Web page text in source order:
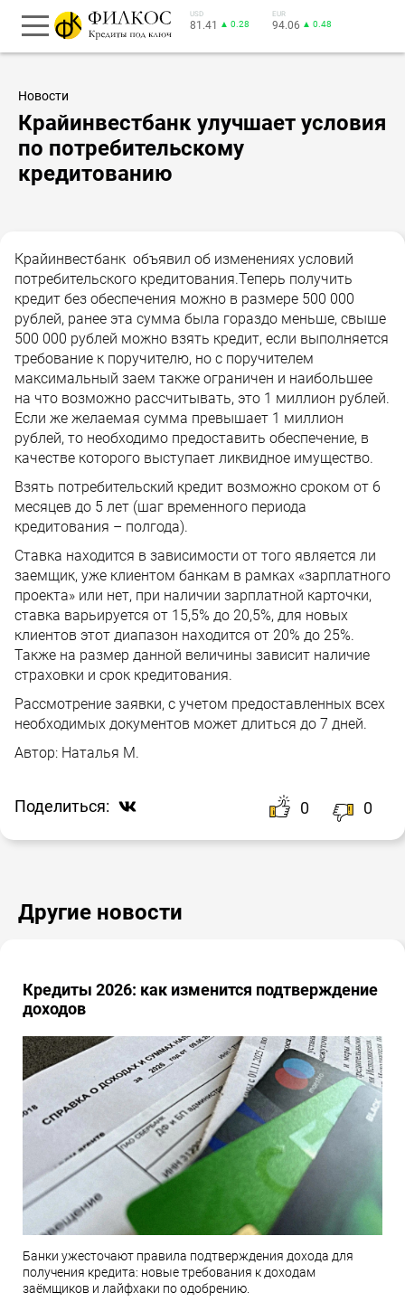
USD
81.41 ▲ 0.28
EUR
94.06 ▲ 0.48
Новости
Крайинвестбанк улучшает условия
по потребительскому
кредитованию
Крайинвестбанк объявил об изменениях условий
потребительского кредитования.Теперь получить
кредит без обеспечения можно в размере 500 000
рублей, ранее эта сумма была гораздо меньше, свыше
500 000 рублей можно взять кредит, если выполняется
требование к поручителю, но с поручителем
максимальный заем также ограничен и наибольшее
на что возможно рассчитывать, это 1 миллион рублей.
Если же желаемая сумма превышает 1 миллион
рублей, то необходимо предоставить обеспечение, в
качестве которого выступает ликвидное имущество.
Взять потребительский кредит возможно сроком от 6
месяцев до 5 лет (шаг временного периода
кредитования – полгода).
Ставка находится в зависимости от того является ли
заемщик, уже клиентом банкам в рамках «зарплатного
проекта» или нет, при наличии зарплатной карточки,
ставка варьируется от 15,5% до 20,5%, для новых
клиентов этот диапазон находится от 20% до 25%.
Также на размер данной величины зависит наличие
страховки и срок кредитования.
Рассмотрение заявки, с учетом предоставленных всех
необходимых документов может длиться до 7 дней.
Автор: Наталья М.
Поделиться: 0 0
Другие новости
Кредиты 2026: как изменится подтверждение
доходов
Банки ужесточают правила подтверждения дохода для
получения кредита: новые требования к доходам
заёмщиков и лайфхаки по одобрению.